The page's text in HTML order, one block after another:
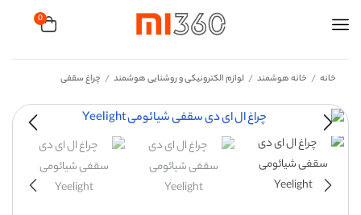
0
خانه / خانه هوشمند / لوازم الکترونیکی و روشنایی هوشمند / چراغ سقفی